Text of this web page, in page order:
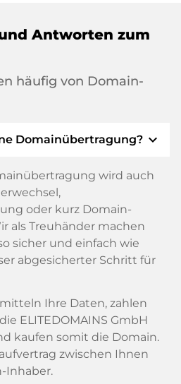
Antworten zum
häufig von Domain-
Domainübertragung? expand_more
wird auch
oder kurz Domain-
als Treuhänder machen
sicher und einfach wie
abgesicherter Schritt für
Ihre Daten, zahlen
ELITEDOMAINS GmbH
kaufen somit die Domain.
zwischen Ihnen
Inhaber.